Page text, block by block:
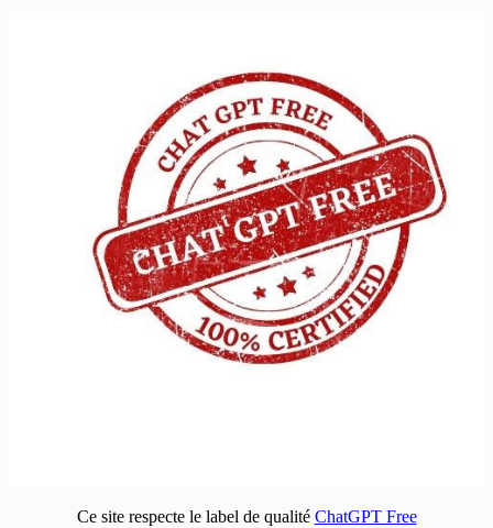
Ce site respecte le label de qualité ChatGPT Free